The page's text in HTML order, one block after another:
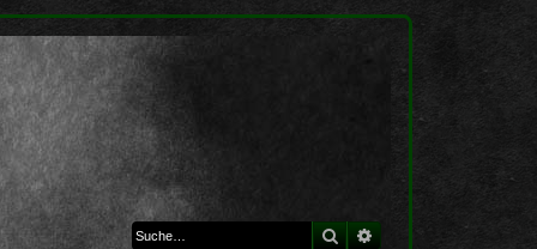
Suche Erweiterte Suche